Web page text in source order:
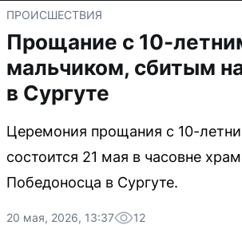
ПРОИСШЕСТВИЯ
Прощание с 10-
мальчиком, сбитым
в Сургуте
Церемония прощания с 10-
состоится 21 мая в часовне
Победоносца в Сургуте.
20 мая, 2026, 13:37 12